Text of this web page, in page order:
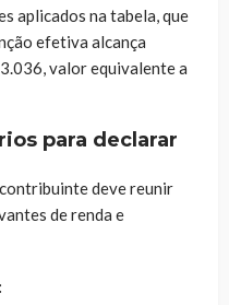
aplicados na tabela, que
efetiva alcança
valor equivalente a
para declarar
deve reunir
de renda e